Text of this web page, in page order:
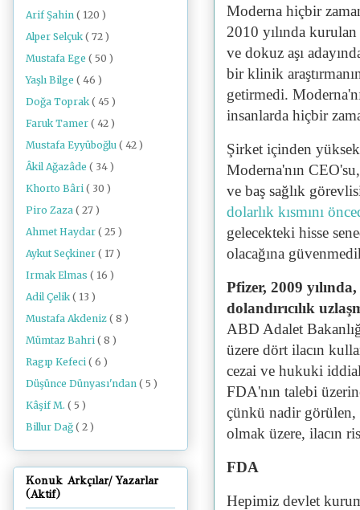
Moderna hiçbir
2010 yılında
ve dokuz aşı
bir klinik
getirmedi.
insanlarda hiçbir
Şirket içinden
Moderna'nın
ve baş sağlık
dolarlık kısmını
gelecekteki hisse
olacağına
Pfizer, 2009
dolandırıcılık
ABD Adalet
üzere dört ilacın
cezai ve hukuki
FDA'nın talebi
çünkü nadir
olmak üzere, ilacın
FDA
Hepimiz devlet
Arif Şahin ( 120 )
Alper Selçuk ( 72 )
Mustafa Ege ( 50 )
Yaşlı Bilge ( 46 )
Doğa Toprak ( 45 )
Faruk Tamer ( 42 )
Mustafa Eyyüboğlu ( 42 )
Âkil Ağazâde ( 34 )
Khorto Bâri ( 30 )
Piro Zaza ( 27 )
Ahmet Haydar ( 25 )
Aykut Seçkiner ( 17 )
Irmak Elmas ( 16 )
Adil Çelik ( 13 )
Mustafa Akdeniz ( 8 )
Mümtaz Bahri ( 8 )
Ragıp Kefeci ( 6 )
Düşünce Dünyası'ndan ( 5 )
Kâşif M. ( 5 )
Billur Dağ ( 2 )
Konuk Arkçılar/ Yazarlar
(Aktif)